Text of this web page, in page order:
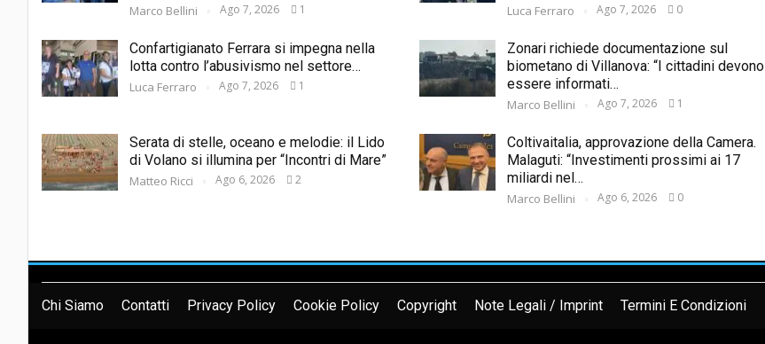
Marco Bellini Ago 7, 2026 1 Luca Ferraro Ago 7, 2026 0
Confartigianato Ferrara si impegna nella
lotta contro l’abusivismo nel settore…
Luca Ferraro Ago 7, 2026 1
Zonari richiede documentazione sul
biometano di Villanova: “I cittadini devono
essere informati…
Marco Bellini Ago 7, 2026 1
Serata di stelle, oceano e melodie: il Lido
di Volano si illumina per “Incontri di Mare”
Matteo Ricci Ago 6, 2026 2
Coltivaitalia, approvazione della Camera.
Malaguti: “Investimenti prossimi ai 17
miliardi nel…
Marco Bellini Ago 6, 2026 0
Chi Siamo Contatti Privacy Policy Cookie Policy Copyright Note Legali / Imprint Termini E Condizioni